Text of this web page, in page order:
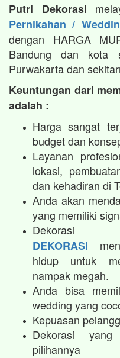
Putri Dekorasi
Pernikahan /
dengan HARGA
Bandung dan kota
Purwakarta dan
Keuntungan dari
adalah :
Harga sangat
budget dan
Layanan
lokasi,
dan kehadiran di
Anda akan
yang memiliki
DEKORASI
hidup untuk
nampak megah.​
Anda bisa
wedding yang
Kepuasan
Dekorasi
pilihannya